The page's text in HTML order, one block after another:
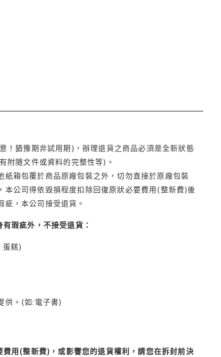
！猶豫期非試用期)，辦理退貨之商品必須是全新狀態
附隨文件或資料的完整性等)。
箱包覆於商品原廠包裝之外，切勿直接於原廠包裝
公司得依毀損程度扣除回復原狀必要費用(整新費)後
，本公司接受退貨。
瑕疵外，不接受退貨：
蛋糕)
供。(如:電子書)
用(整新費)，或影響您的退貨權利，請您在拆封前決